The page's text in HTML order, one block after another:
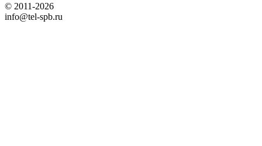
© 2011-2026
info@tel-spb.ru